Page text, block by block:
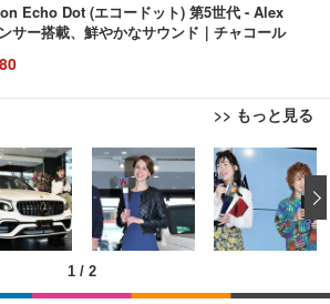
Echo Dot (エコードット) 第5世代 - Alex
サー搭載、鮮やかなサウンド｜チャコール
>> もっと見る
オフィスチェア 椅子 テレワーク 疲れな
上げ式アームレスト コンパクト 約105度ロッ
pc 事務椅子 360度回転 座面昇降 強化ナイロ
ベース 通気性メッシュ 在宅ワーク H-WY01
黒枠+黒足)
B100 オフィスチェア／デスクチェア メッシ
ビジネス向けプレミアムモニター | FlexScan
WT | 31.5型4K UHD・USB Type-C・ホワ
ジネス向けプレミアムモニター | FlexScan
ベーシック ペットシーツ 薄型 レギュラー 1
捨て 無香料 ホワイト 300枚
ベーシック ペットシーツ 厚型 ワイド 42枚
1 / 2